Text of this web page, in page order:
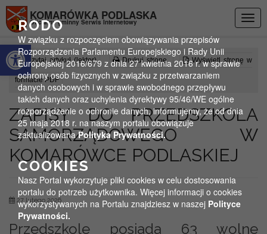
Otwórz pasek narzędzi
KOMARÓWKA PODLASKA
Oficjalny gminny Serwis Internetowy
Czytaj artykuł (lektor) Drukuj stronę Wyświetl stronę w
formacie PDF
ZAPISY DO PRZEDSZKOLA
SAMORZĄDOWEGO W
KOMARÓWCE PODLASKIEJ
27 lutego 2026
Przedszkole posiada 63 wolne
RODO
W związku z rozpoczęciem obowiązywania przepisów
Rozporządzenia Parlamentu Europejskiego i Rady Unii
Europejskiej 2016/679 z dnia 27 kwietnia 2016 r. w sprawie
ochrony osób fizycznych w związku z przetwarzaniem
danych osobowych i w sprawie swobodnego przepływu
takich danych oraz uchylenia dyrektywy 95/46/WE ogólne
rozporządzenie o ochronie danych, informujemy, że od dnia
25 maja 2018 r. na naszym portalu obowiązuje
zaktualizowanaPolityka Prywatności.
COOKIES
Nasz Portal wykorzytuje pliki cookies w celu dostosowania
portalu do potrzeb użytkownika. Więcej informacji o cookies
wykorzystywanych na Portalu znajdziesz w naszej Polityce
Prywatności.